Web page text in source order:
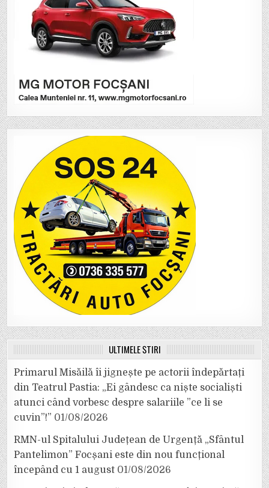
ULTIMELE ȘTIRI
Primarul Misăilă îi jignește pe actorii îndepărtați
din Teatrul Pastia: „Ei gândesc ca niște socialiști
atunci când vorbesc despre salariile ”ce li se
cuvin”!” 01/08/2026
RMN-ul Spitalului Județean de Urgență „Sfântul
Pantelimon” Focșani este din nou funcțional
începând cu 1 august 01/08/2026